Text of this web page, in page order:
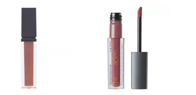
Ár szerint csökkenő